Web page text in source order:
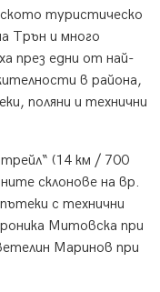
туристическо
Трън и много
през едни от най-
в района,
поляни и технични
(14 км / 700
склонове на вр.
с технични
Митовска при
Маринов при